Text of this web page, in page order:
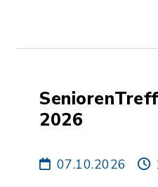
2026
07.10.2026